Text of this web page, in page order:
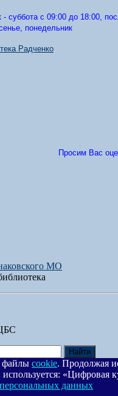
- суббота с 09:00 до 18:00,
понедельник
Радченко
Просим Вас
МО
Найти
файлы cookie. Продолжая
«Цифровая
данных